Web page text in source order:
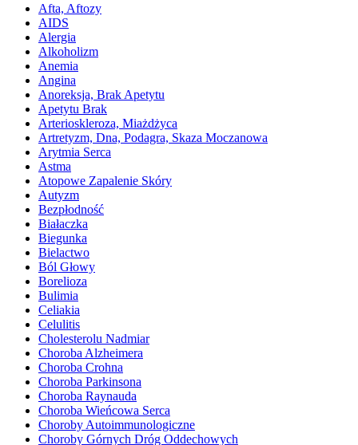
Afta, Aftozy
AIDS
Alergia
Alkoholizm
Anemia
Angina
Anoreksja, Brak Apetytu
Apetytu Brak
Arterioskleroza, Miażdżyca
Artretyzm, Dna, Podagra, Skaza Moczanowa
Arytmia Serca
Astma
Atopowe Zapalenie Skóry
Autyzm
Bezpłodność
Białaczka
Biegunka
Bielactwo
Ból Głowy
Borelioza
Bulimia
Celiakia
Celulitis
Cholesterolu Nadmiar
Choroba Alzheimera
Choroba Crohna
Choroba Parkinsona
Choroba Raynauda
Choroba Wieńcowa Serca
Choroby Autoimmunologiczne
Choroby Górnych Dróg Oddechowych